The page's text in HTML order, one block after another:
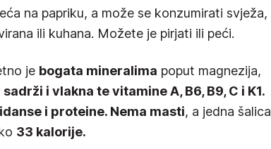
na papriku, a može se konzumirati svježa,
ili kuhana. Možete je pirjati ili peći.
je bogata mineralima poput magnezija,
sadrži i vlakna te vitamine A, B6, B9, C i K1.
i proteine. Nema masti, a jedna šalica
33 kalorije.